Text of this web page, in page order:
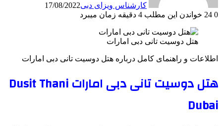
کارشناس ویزای دبی17/08/2022
خواندن این مطلب 4 دقیقه زمان میبرد
هتل دوسیت تانی دبی امارات
و راهنمای کامل درباره هتل دوسیت تانی دبی امارات
هتل دوسیت تانی دبی امارات Dusit Thani